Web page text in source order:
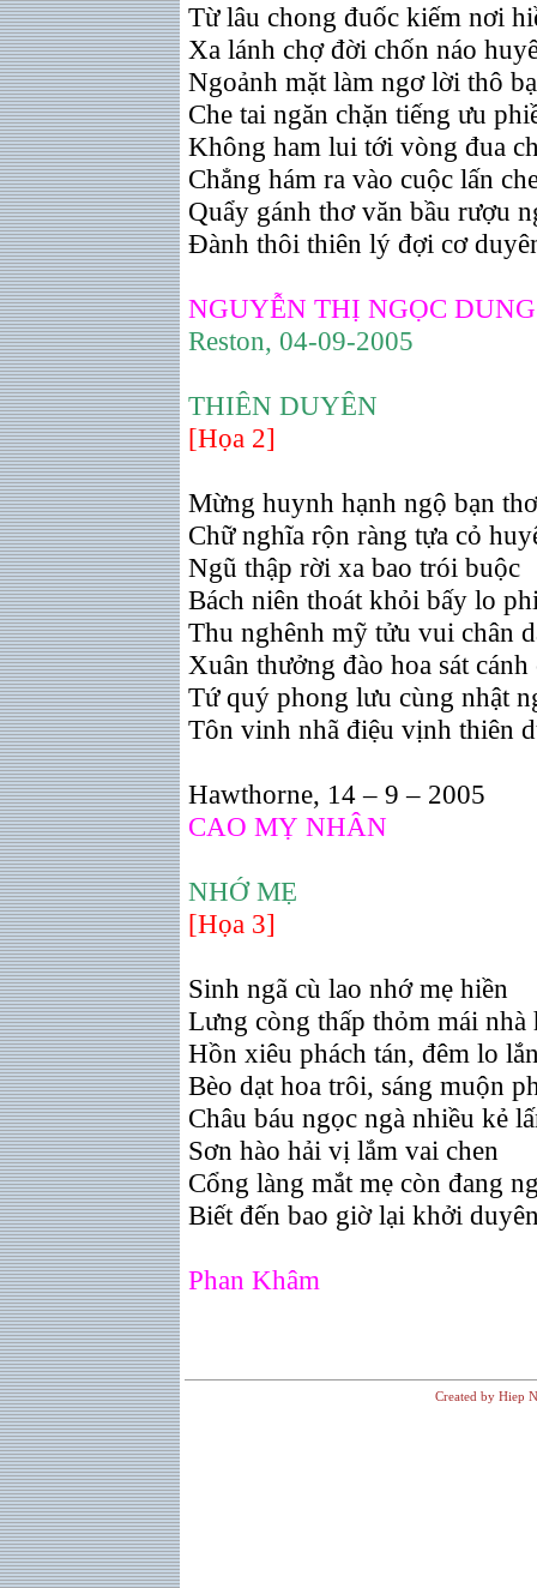
Từ lâu chong đuốc kiếm nơi
Xa lánh chợ đời chốn náo
Ngoảnh mặt làm ngơ lời thô
Che tai ngăn chặn tiếng ưu
Không ham lui tới vòng đua
Chẳng hám ra vào cuộc lấn
Quẩy gánh thơ văn bầu rượu
Ðành thôi thiên lý đợi cơ
NGUYỄN THỊ NGỌC DUNG
Reston, 04-09-2005
THIÊN DUYÊN
[Họa 2]
Mừng huynh hạnh ngộ bạn
Chữ nghĩa rộn ràng tựa cỏ
Ngũ thập rời xa bao trói buộc
Bách niên thoát khỏi bấy lo
Thu nghênh mỹ tửu vui chân
Xuân thưởng đào hoa sát cánh
Tứ quý phong lưu cùng nhật
Tôn vinh nhã điệu vịnh thiên
Hawthorne, 14 – 9 – 2005
CAO MỴ NHÂN
NHỚ MẸ
[Họa 3]
Sinh ngã cù lao nhớ mẹ hiền
Lưng còng thấp thỏm mái nhà
Hồn xiêu phách tán, đêm lo
Bèo dạt hoa trôi, sáng muộn
Châu báu ngọc ngà nhiều kẻ
Sơn hào hải vị lắm vai chen
Cổng làng mắt mẹ còn đang
Biết đến bao giờ lại khởi
Phan Khâm
Created by Hiep